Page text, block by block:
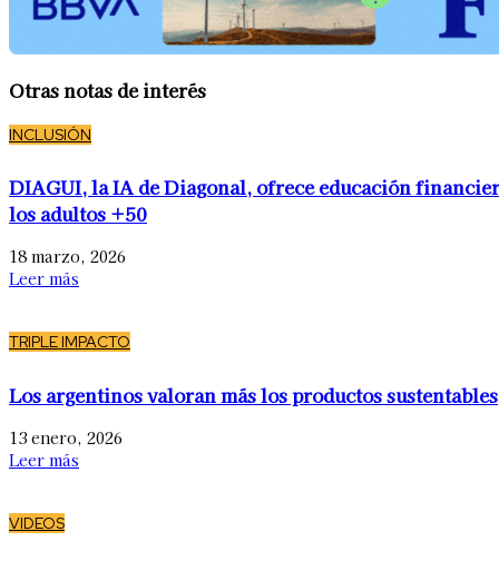
Otras notas de interés
INCLUSIÓN
DIAGUI, la IA de Diagonal, ofrece educación
los adultos +50
18 marzo, 2026
Leer más
TRIPLE IMPACTO
Los argentinos valoran más los productos sustentables
13 enero, 2026
Leer más
VIDEOS